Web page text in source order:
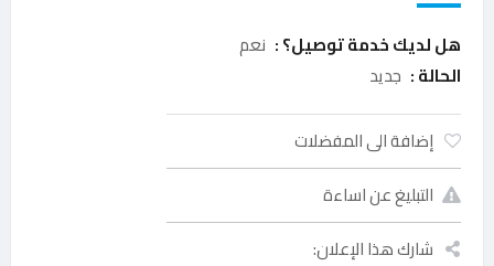
هل لديك خدمة توصيل؟ : نعم
الحالة : جديد
إضافة الى المفضلات
التبليغ عن اساءة
شارك هذا الإعلان: